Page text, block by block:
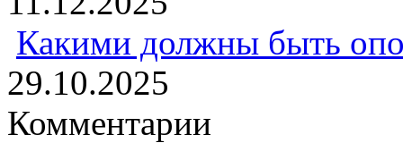
Какими должны быть
29.10.2025
Комментарии